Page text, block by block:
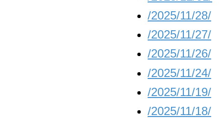
/2025/11/28/
/2025/11/27/
/2025/11/26/
/2025/11/24/
/2025/11/19/
/2025/11/18/